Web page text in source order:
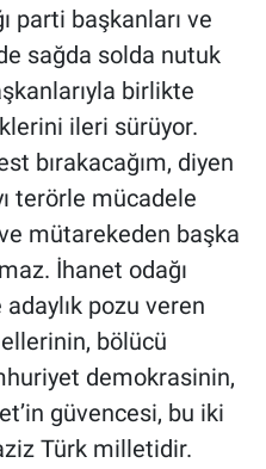
parti başkanları ve
sağda solda nutuk
birlikte
ileri sürüyor.
bırakacağım, diyen
terörle mücadele
mütarekeden başka
İhanet odağı
adaylık pozu veren
bölücü
demokrasinin,
güvencesi, bu iki
Türk milletidir.